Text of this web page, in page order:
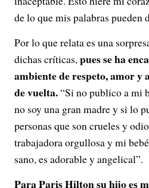
de lo que mis palabras pueden
Por lo que relata es una
dichas críticas,pues se ha
ambiente de respeto, amor y
de vuelta.“Si no publico a mi
no soy una gran madre y si lo
personas que son crueles y
trabajadora orgullosa y mi
sano, es adorable y angelical”.
Para Paris Hilton su hijo es